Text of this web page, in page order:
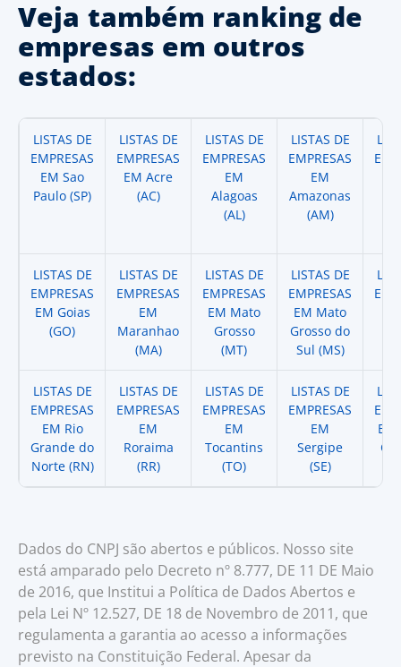
Veja também ranking de
empresas em outros
estados:
LISTAS DE
EMPRESAS
EM Sao
Paulo (SP)
LISTAS DE
EMPRESAS
EM Acre
(AC)
LISTAS DE
EMPRESAS
EM
Alagoas
(AL)
LISTAS DE
EMPRESAS
EM
Amazonas
(AM)
LISTAS DE
EMPRESAS
EM Goias
(GO)
LISTAS DE
EMPRESAS
EM
Maranhao
(MA)
LISTAS DE
EMPRESAS
EM Mato
Grosso
(MT)
LISTAS DE
EMPRESAS
EM Mato
Grosso do
Sul (MS)
LISTAS DE
EMPRESAS
EM Rio
Grande do
Norte (RN)
LISTAS DE
EMPRESAS
EM
Roraima
(RR)
LISTAS DE
EMPRESAS
EM
Tocantins
(TO)
LISTAS DE
EMPRESAS
EM
Sergipe
(SE)
EM
Dados do CNPJ são abertos e públicos. Nosso site
está amparado pelo Decreto nº 8.777, DE 11 DE Maio
de 2016, que Institui a Política de Dados Abertos e
pela Lei Nº 12.527, DE 18 de Novembro de 2011, que
regulamenta a garantia ao acesso a informações
previsto na Constituição Federal. Apesar da